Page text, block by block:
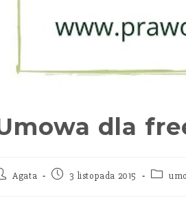
dla
Agata 3 listopada 2015